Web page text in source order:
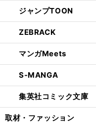
ジャンプTOON
ZEBRACK
マンガMeets
S-MANGA
集英社コミック文庫
取材・ファッション